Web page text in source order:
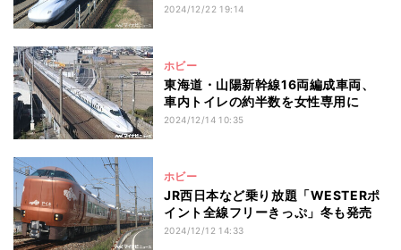
2024/12/22 19:14
ホビー
東海道・山陽新幹線16両編成車両、
車内トイレの約半数を女性専用に
2024/12/14 10:35
ホビー
JR西日本など乗り放題「WESTERポ
イント全線フリーきっぷ」冬も発売
2024/12/12 14:33